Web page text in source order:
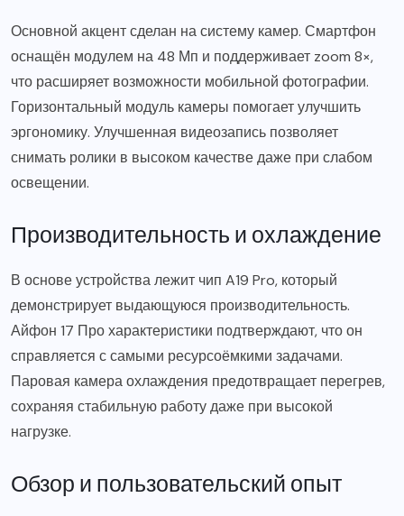
Основной акцент сделан на систему камер. Смартфон
оснащён модулем на 48 Мп и поддерживает zoom 8×,
что расширяет возможности мобильной фотографии.
Горизонтальный модуль камеры помогает улучшить
эргономику. Улучшенная видеозапись позволяет
снимать ролики в высоком качестве даже при слабом
освещении.
Производительность и охлаждение
В основе устройства лежит чип A19 Pro, который
демонстрирует выдающуюся производительность.
Айфон 17 Про характеристики подтверждают, что он
справляется с самыми ресурсоёмкими задачами.
Паровая камера охлаждения предотвращает перегрев,
сохраняя стабильную работу даже при высокой
нагрузке.
Обзор и пользовательский опыт